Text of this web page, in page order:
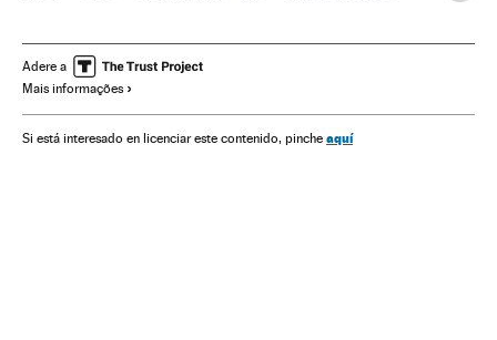
Redes sociais Museus Exposições
Instituições culturais
América Latina América do Sul Arquitetura
Adere a
Mais informações
Si está interesado en licenciar este contenido, pinche aquí